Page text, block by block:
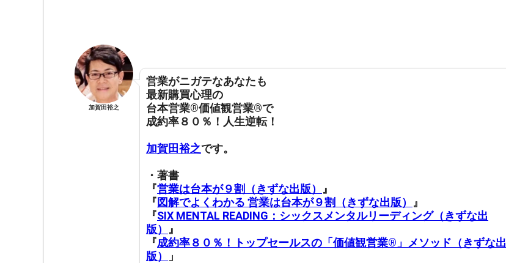
加賀田裕之
営業がニガテなあなたも
最新購買心理の
台本営業®︎価値観営業®︎で
成約率８０％！人生逆転！
加賀田裕之です。
・著書
『営業は台本が９割（きずな出版）
』
『図解でよくわかる 営業は台本が９割（きずな出版）
』
『SIX MENTAL READING：シックスメンタルリーディング（きずな出
版）
』
『成約率８０％！トップセールスの「価値観営業®️」メソッド（きずな出
版）
」